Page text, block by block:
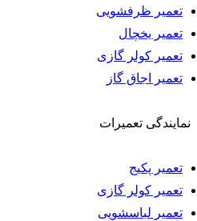
تعمیر ظرفشویی
تعمیر یخچال
تعمیر کولر گازی
تعمیر اجاق گاز
نمایندگی تعمیرات
تعمیر پکیج
تعمیر کولر گازی
تعمیر لباسشویی